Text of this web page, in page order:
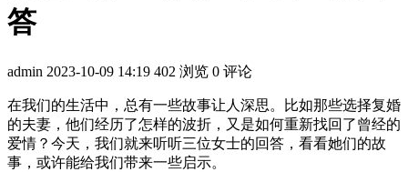
答
admin 2023-10-09 14:19 402 浏览 0 评论
在我们的生活中，总有一些故事让人深思。比如那些选择复婚
的夫妻，他们经历了怎样的波折，又是如何重新找回了曾经的
爱情？今天，我们就来听听三位女士的回答，看看她们的故
事，或许能给我们带来一些启示。